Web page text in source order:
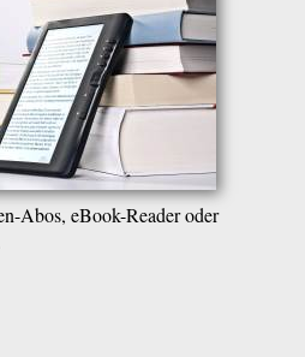
Abos, eBook-Reader oder